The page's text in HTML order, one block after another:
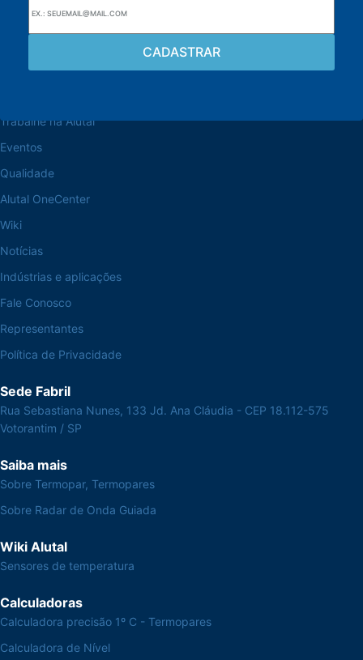
Trabalhe na Alutal
Eventos
Qualidade
Alutal OneCenter
Wiki
Notícias
Indústrias e aplicações
Fale Conosco
Representantes
Política de Privacidade
Sede Fabril
Rua Sebastiana Nunes, 133 Jd. Ana Cláudia - CEP 18.112-575
Votorantim / SP
Saiba mais
Sobre Termopar, Termopares
Sobre Radar de Onda Guiada
Wiki Alutal
Sensores de temperatura
Calculadoras
Calculadora precisão 1º C - Termopares
Calculadora de Nível